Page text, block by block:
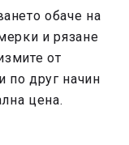
обаче на
и рязане
от
по друг начин
цена.